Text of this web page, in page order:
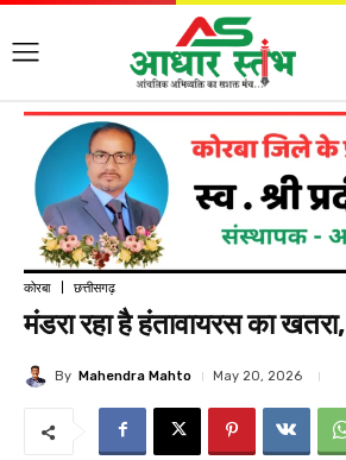
कोरबा छत्तीसगढ़
मंडरा रहा है हंतावायरस का खतरा,
By Mahendra Mahto May 20, 2026